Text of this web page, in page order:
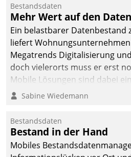
Datatrain ermöglicht
automatisiert ausgelöste,
zielgerichtete
Mieterbefragungen – eine
starke Grundlage für
intelligente,
Entscheidungen.
Bestandsdaten
Mehr Wert auf den
Ein belastbarer Datenbestand
liefert
Megatrends Digitalisierung
doch vielerorts muss er erst
Mobile Lösungen sind dabei
Sabine Wiedemann
Bestandsdaten
Bestand in der Hand
Mobiles